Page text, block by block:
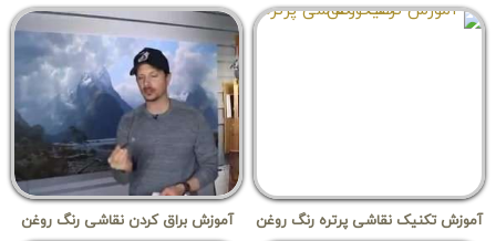
آموزش تکنیک نقاشی پرتره رنگ روغن آموزش براق کردن نقاشی رنگ روغن